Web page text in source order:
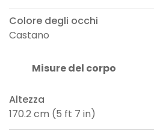
Colore degli occhi
Castano
Misure del corpo
Altezza
170.2 cm (5 ft 7 in)